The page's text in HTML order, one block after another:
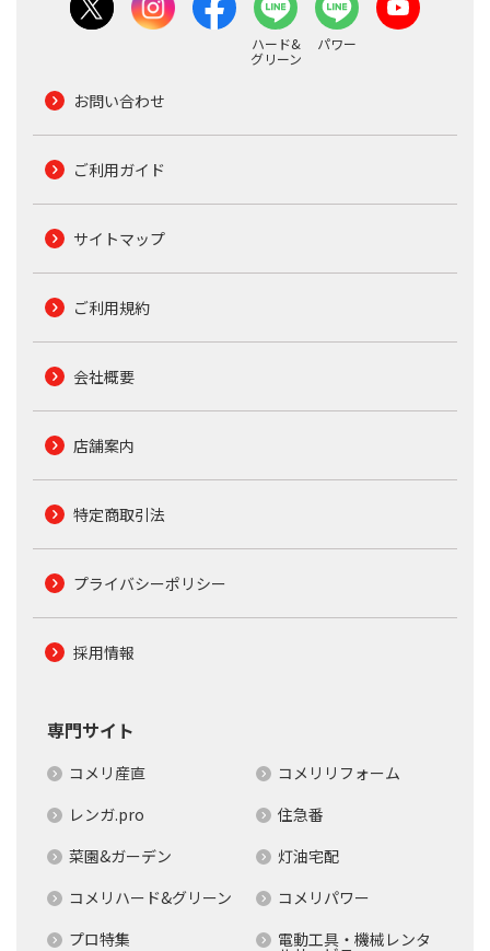
ハード&
グリーン
パワー
お問い合わせ
ご利用ガイド
サイトマップ
ご利用規約
会社概要
店舗案内
特定商取引法
プライバシーポリシー
採用情報
専門サイト
コメリ産直
コメリリフォーム
レンガ.pro
住急番
菜園&ガーデン
灯油宅配
コメリハード&グリーン
コメリパワー
プロ特集
電動工具・機械レンタ